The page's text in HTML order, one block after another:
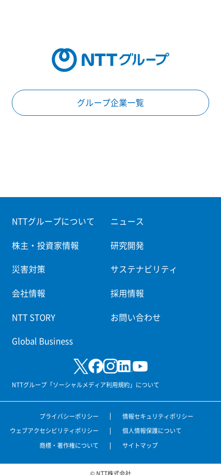
グループ企業一覧
NTTグループについて ニュース
株主・投資家情報 研究開発
災害対策 サステナビリティ
会社情報 採用情報
NTT STORY お問い合わせ
Global Business
NTTグループ「ソーシャルメディア利用規約」について
プライバシーポリシー
情報セキュリティポリシー
ウェブアクセシビリティポリシー
個人情報保護について
商標・著作権について
サイトマップ